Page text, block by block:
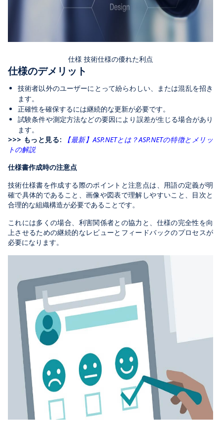
仕様 技術仕様の優れた利点
仕様のデメリット
技術者以外のユーザーにとって紛らわしい、または混乱を招き
ます。
正確性を確保するには継続的な更新が必要です。
試験条件や測定方法などの要因により誤差が生じる場合があり
ます。
>>> もっと見る:
【最新】ASP.NETとは？ASP.NETの特徴とメリッ
トの解説
仕様書作成時の注意点
技術仕様書を作成する際のポイントと注意点は、用語の定義が明
確で具体的であること、画像や図表で理解しやすいこと、目次と
合理的な組織構造が必要であることです。
これには多くの場合、利害関係者との協力と、仕様の完全性を向
上させるための継続的なレビューとフィードバックのプロセスが
必要になります。